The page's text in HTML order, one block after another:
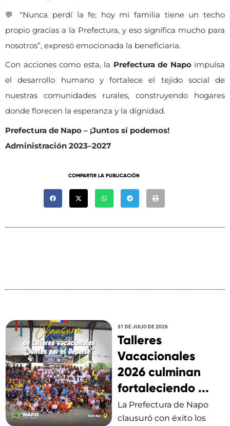
💬 “Nunca perdí la fe; hoy mi familia tiene un techo
propio gracias a la Prefectura, y eso significa mucho para
nosotros”, expresó emocionada la beneficiaria.
Con acciones como esta, la Prefectura de Napoimpulsa
el desarrollo humano y fortalece el tejido social de
nuestras comunidades rurales, construyendo hogares
donde florecen la esperanza y la dignidad.
Prefectura de Napo – ¡Juntos sí podemos!
Administración 2023–2027
COMPARTIR LA PUBLICACIÓN
31 DE JULIO DE 2026
Talleres
Vacacionales
2026 culminan
fortaleciendo ...
La Prefectura de Napo
clausuró con éxito los